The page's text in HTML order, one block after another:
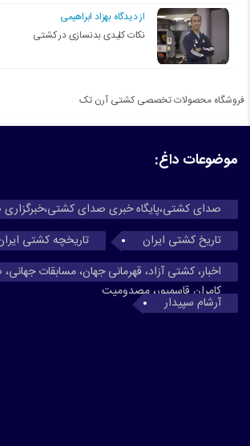
از دیدگاه بهزاد ابراهیمی
نکات کلیدی بدنسازی در کشتی
فروشگاه محصولات تخصصی کشتی آرن تک
موضوعات داغ:
صدای کشتی،پایگاه خبری صدای
تاریخ کشتی ایران
تاریخچه کشتی
اخبار، کشتی آزاد، قهرمانی جهان، مسابقات
کامران قاسمپور، مصدومیت
آرشام سپیدار